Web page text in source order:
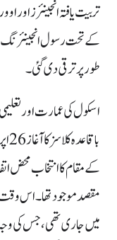
تربیت یافتہ انجینئرز اور
کے تحت رسول انجینئرنگ
طور پر ترقی دی گئی۔
کے مقام کا انتخاب محض
مقصد موجود تھا۔ اس وقت
میں جاری تھی، جس کی